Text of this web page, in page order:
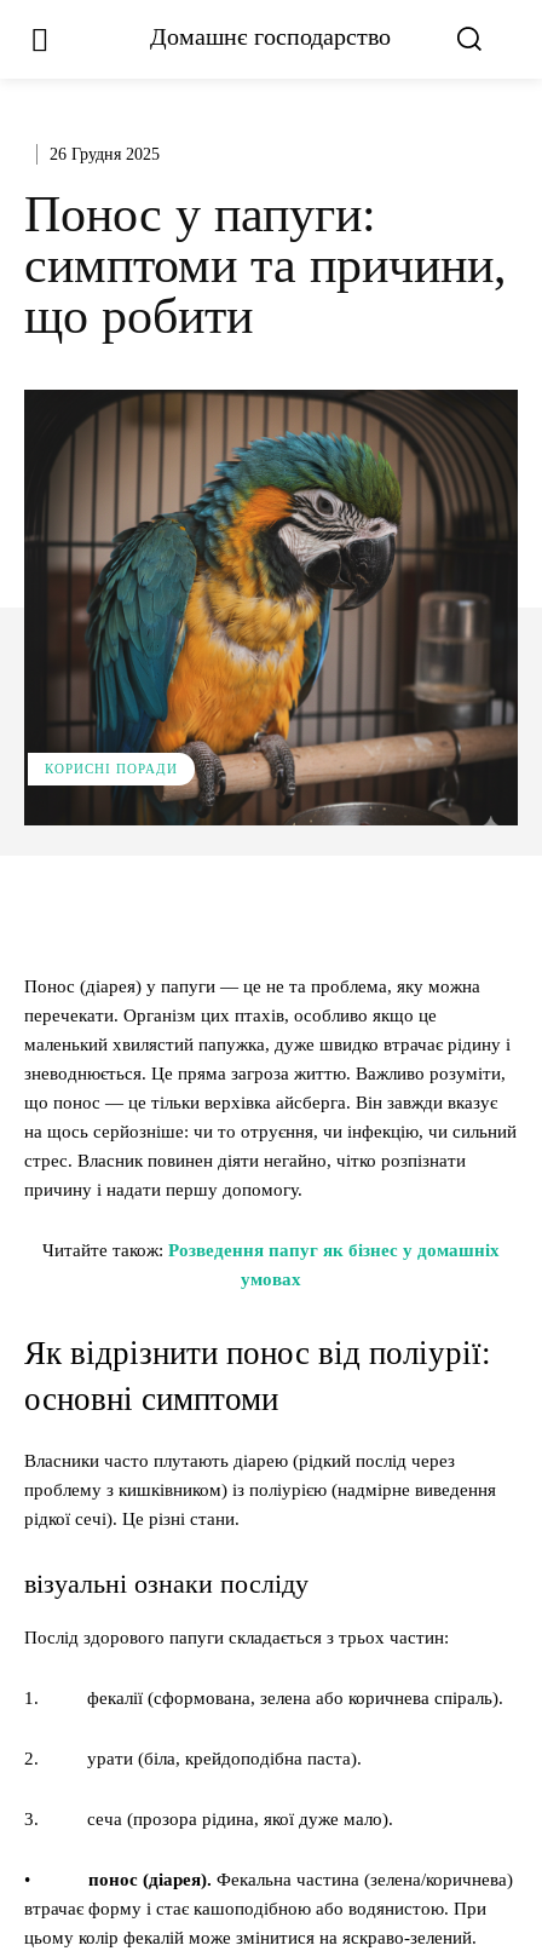
Домашнє господарство
26 Грудня 2025
Понос у папуги:
симптоми та причини,
що робити
КОРИСНІ ПОРАДИ
Понос (діарея) у папуги — це не та проблема, яку можна
перечекати. Організм цих птахів, особливо якщо це
маленький хвилястий папужка, дуже швидко втрачає рідину і
зневоднюється. Це пряма загроза життю. Важливо розуміти,
що понос — це тільки верхівка айсберга. Він завжди вказує
на щось серйозніше: чи то отруєння, чи інфекцію, чи сильний
стрес. Власник повинен діяти негайно, чітко розпізнати
причину і надати першу допомогу.
Читайте також: Розведення папуг як бізнес у домашніх
умовах
Як відрізнити понос від поліурії:
основні симптоми
Власники часто плутають діарею (рідкий послід через
проблему з кишківником) із поліурією (надмірне виведення
рідкої сечі). Це різні стани.
візуальні ознаки посліду
Послід здорового папуги складається з трьох частин:
1. фекалії (сформована, зелена або коричнева спіраль).
2. урати (біла, крейдоподібна паста).
3. сеча (прозора рідина, якої дуже мало).
• понос (діарея). Фекальна частина (зелена/коричнева)
втрачає форму і стає кашоподібною або водянистою. При
цьому колір фекалій може змінитися на яскраво-зелений.